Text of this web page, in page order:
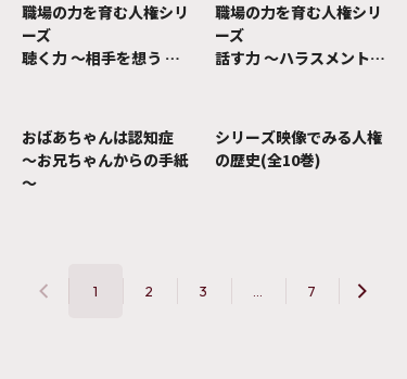
職場の力を育む人権シリ
ーズ
聴く力 ～相手を想う 傾
職場の力を育む人権シリ
ーズ
話す力 ～ハラスメントを
おばあちゃんは認知症
～お兄ちゃんからの手紙
～
シリーズ映像でみる人権
の歴史(全10巻)
1 2 3 7